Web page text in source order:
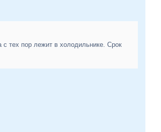
тех пор лежит в холодильнике. Срок